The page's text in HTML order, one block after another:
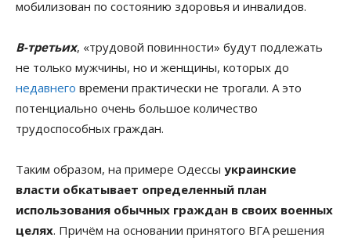
мобилизован по состоянию здоровья и инвалидов.
В-третьих, «трудовой повинности» будут подлежать
не только мужчины, но и женщины, которых до
недавнего времени практически не трогали. А это
потенциально очень большое количество
трудоспособных граждан.
Таким образом, на примере Одессы украинские
власти обкатывает определенный план
использования обычных граждан в своих военных
целях. Причём на основании принятого ВГА решения